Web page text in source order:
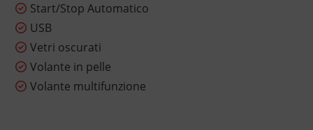
Start/Stop Automatico
USB
Vetri oscurati
Volante in pelle
Volante multifunzione